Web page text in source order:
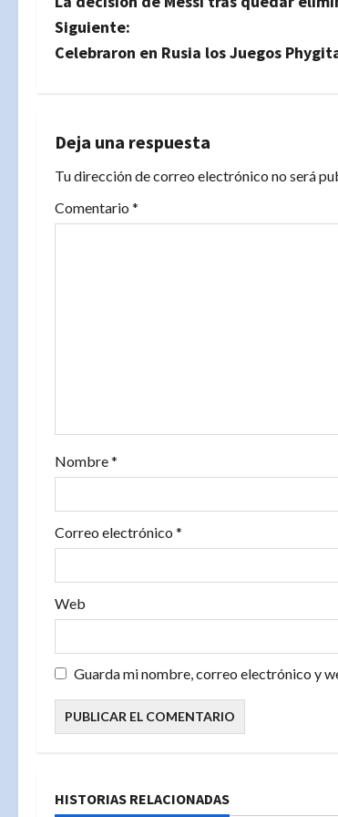
a
v
g
a
c
e
n
t
r
a
a
s
Siguiente:
Celebraron en Rusia los Juegos
Deja una respuesta
Tu dirección de correo electrónico no será
Comentario *
Nombre*
Correo electrónico *
Web
Guarda mi nombre, correo electrónico y
HISTORIAS RELACIONADAS